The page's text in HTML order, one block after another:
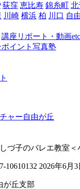
荻窪 恵比寿 錦糸町 北
川崎 横浜 柏 川口 自
講座リポート・動画
ポイント写真塾
ャー自由が丘
づ子のバレエ教室＜
10610132 2026年6月
が丘支部